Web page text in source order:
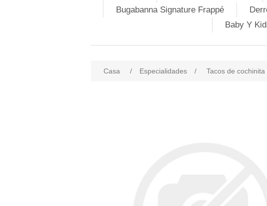
Bugabanna Signature Frappé
Baby Y
Casa / Especialidades / Tacos de cochinita